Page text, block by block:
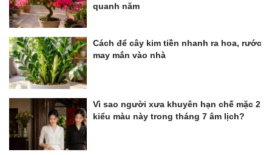
quanh năm
Cách để cây kim tiền nhanh ra hoa, rước
may mắn vào nhà
Vì sao người xưa khuyên hạn chế mặc 2
kiểu màu này trong tháng 7 âm lịch?